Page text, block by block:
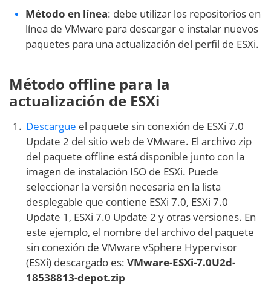
Método en línea: debe utilizar los repositorios en
línea de VMware para descargar e instalar nuevos
paquetes para una actualización del perfil de ESXi.
Método offline para la
actualización de ESXi
Descargue el paquete sin conexión de ESXi 7.0
Update 2 del sitio web de VMware. El archivo zip
del paquete offline está disponible junto con la
imagen de instalación ISO de ESXi. Puede
seleccionar la versión necesaria en la lista
desplegable que contiene ESXi 7.0, ESXi 7.0
Update 1, ESXi 7.0 Update 2 y otras versiones. En
este ejemplo, el nombre del archivo del paquete
sin conexión de VMware vSphere Hypervisor
(ESXi) descargado es: VMware-ESXi-7.0U2d-
18538813-depot.zip